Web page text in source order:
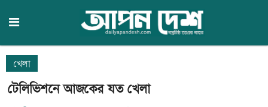
খেলা
টেলিভিশনে আজকের যত খেলা